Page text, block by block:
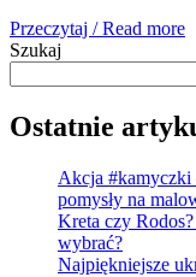
Przeczytaj / Read more
Szukaj
Ostatnie
Akcja #kamyczki
pomysły na
Kreta czy
wybrać?
Najpiękniejsze